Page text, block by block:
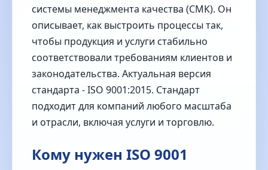
системы менеджмента качества (СМК). Он
описывает, как выстроить процессы так,
чтобы продукция и услуги стабильно
соответствовали требованиям клиентов и
законодательства. Актуальная версия
стандарта - ISO 9001:2015. Стандарт
подходит для компаний любого масштаба
и отрасли, включая услуги и торговлю.
Кому нужен ISO 9001